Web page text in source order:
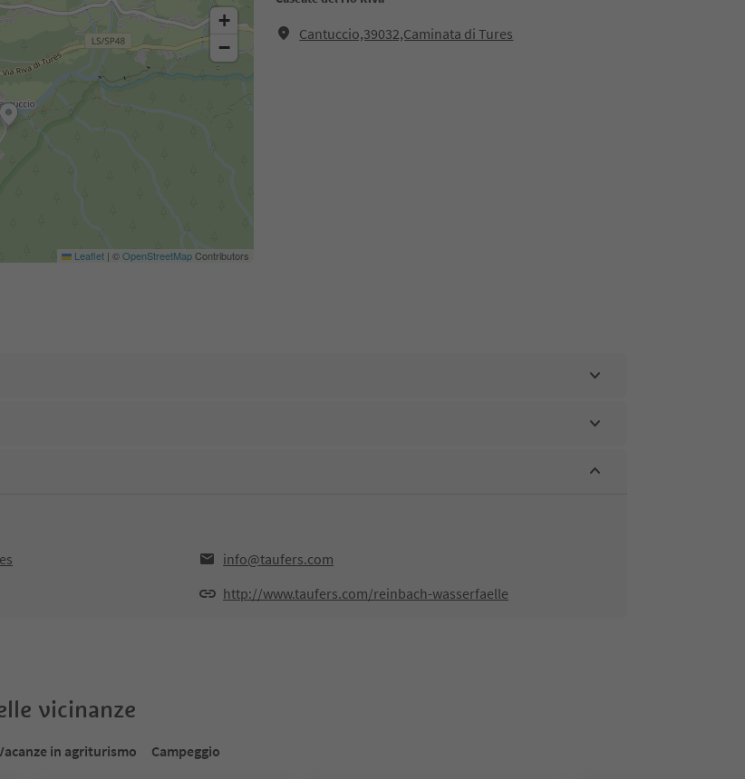
Cantuccio,39032,Caminata di Tures
+
−
Leaflet | ©OpenStreetMapContributors
info@taufers.com
http://www.taufers.com/reinbach-wasserfaelle
vicinanze
in agriturismo Campeggio